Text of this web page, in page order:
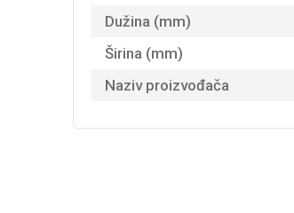
Dužina (mm)
Širina (mm)
Naziv proizvođača